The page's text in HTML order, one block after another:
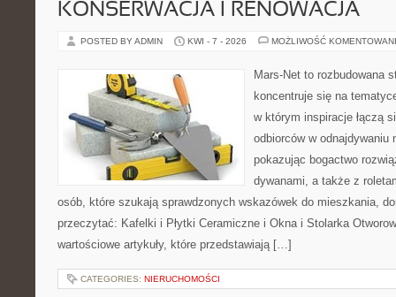
KONSERWACJA I RENOWACJA
POSTED BY ADMIN KWI - 7 - 2026 MOŻLIWOŚĆ
Mars-Net to rozbudowana
koncentruje się na
w którym inspiracje łączą
odbiorców w odnajdywaniu
pokazując bogactwo
dywanami, a także z
osób, które szukają sprawdzonych wskazówek do mieszkania,
przeczytać: Kafelki i Płytki Ceramiczne i Okna i Stolarka
wartościowe artykuły, które przedstawiają […]
CATEGORIES: NIERUCHOMOŚCI